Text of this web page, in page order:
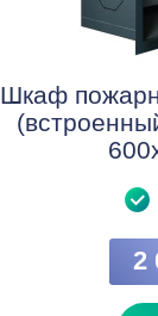
Шкаф
2